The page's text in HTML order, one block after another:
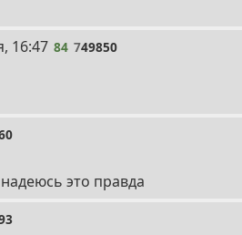
16:47 84 749850
это правда